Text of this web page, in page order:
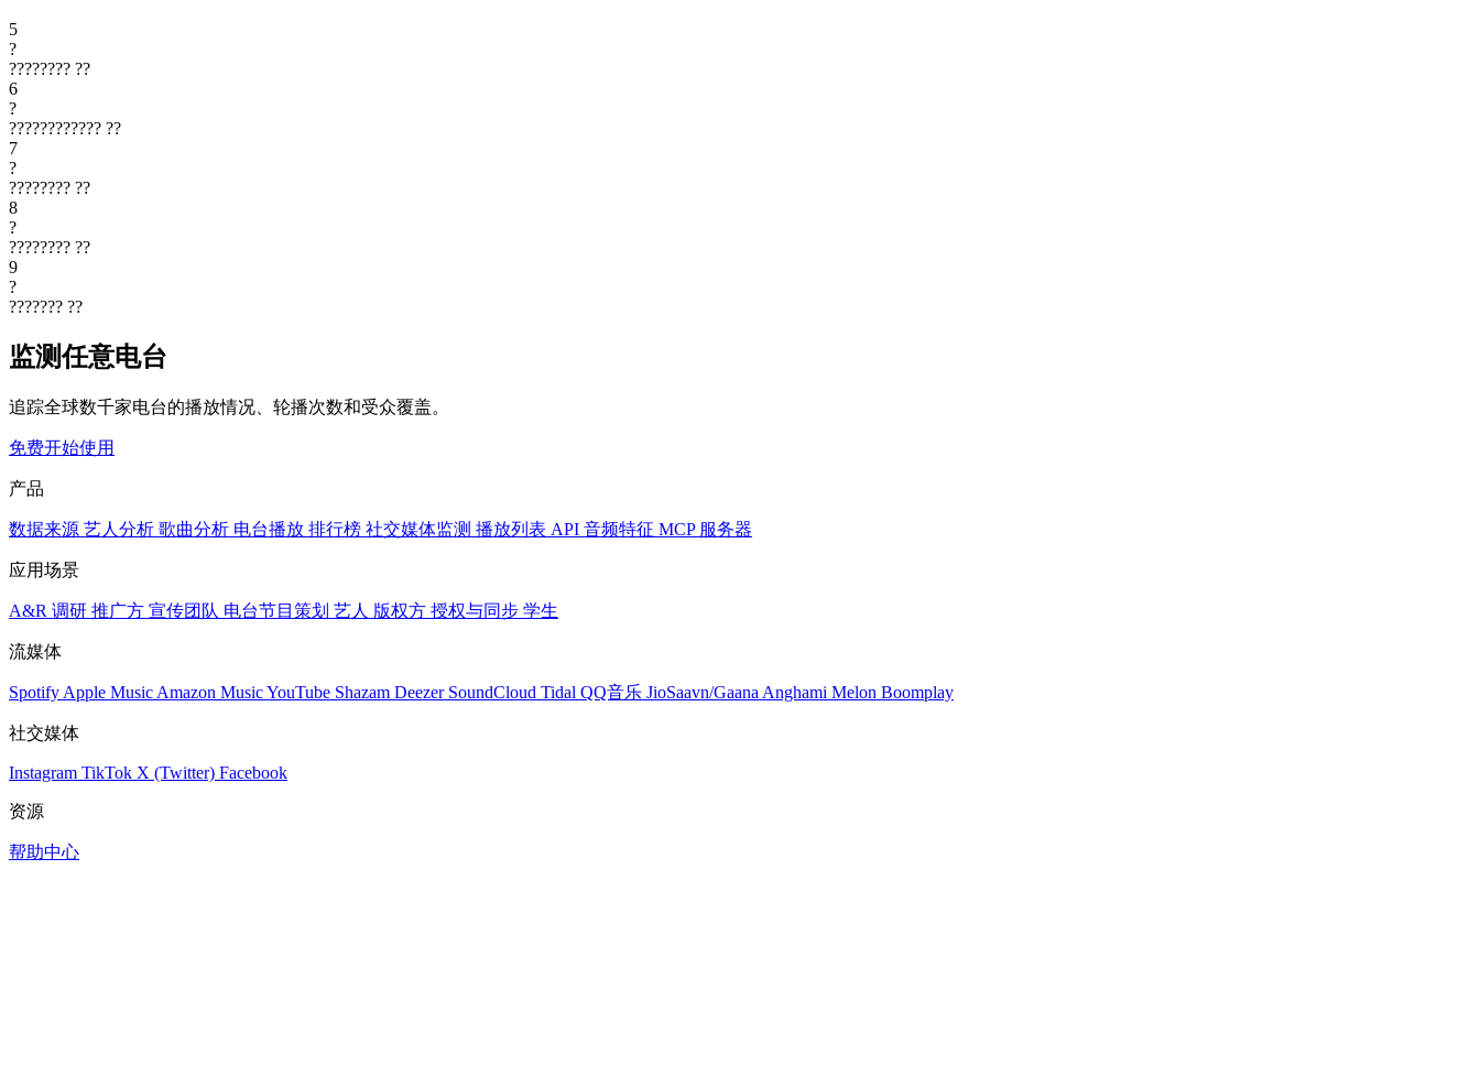
5
?
???????? ??
6
?
???????????? ??
7
?
???????? ??
8
?
???????? ??
9
?
??????? ??
监测任意电台
追踪全球数千家电台的播放情况、轮播次数和受众覆盖。
免费开始使用
产品
数据来源 艺人分析 歌曲分析 电台播放 排行榜 社交媒体监测 播放列表 API 音频特征 MCP 服务器
应用场景
A&R 调研 推广方 宣传团队 电台节目策划 艺人 版权方 授权与同步 学生
流媒体
Spotify Apple Music Amazon MusicYouTube Shazam Deezer SoundCloud Tidal QQ音乐 JioSaavn/Gaana Anghami Melon Boomplay
社交媒体
Instagram TikTok X (Twitter) Facebook
资源
帮助中心